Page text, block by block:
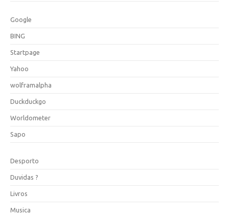
Google
BING
Startpage
Yahoo
wolframalpha
Duckduckgo
Worldometer
Sapo
Desporto
Duvidas ?
Livros
Musica